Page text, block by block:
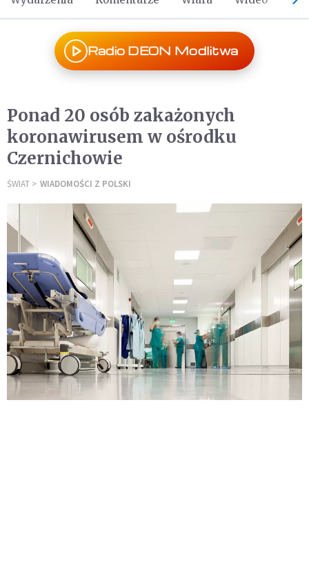
Radio DEON Modlitwa
Ponad 20 osób zakażonych
koronawirusem w ośrodku
Czernichowie
ŚWIAT WIADOMOŚCI Z POLSKI